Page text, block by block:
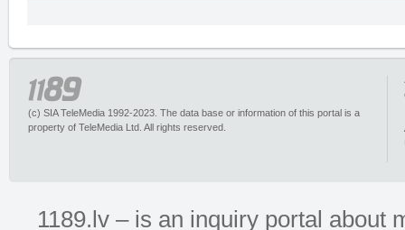
(c) SIA TeleMedia 1992-2023. The data base or information of this portal is a
property of TeleMedia Ltd. All rights reserved.
1189.lv – is an inquiry portal about